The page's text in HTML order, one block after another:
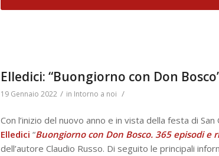
Elledici: “Buongiorno con Don
19 Gennaio 2022 / in Intorno a noi /
Con l’inizio del nuovo anno e in vista della festa di
Elledici “Buongiorno con Don Bosco. 365 episodi
dell’autore Claudio Russo. Di seguito le principali